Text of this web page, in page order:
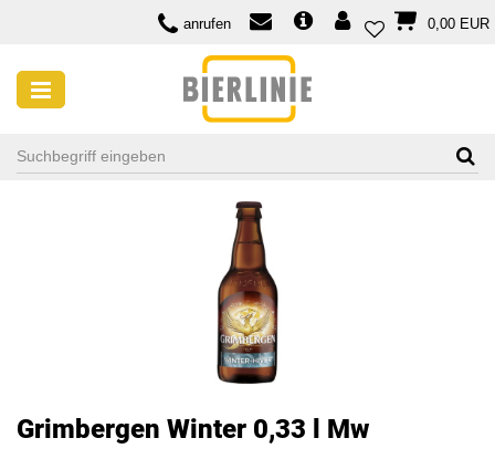
anrufen 0,00 EUR
Grimbergen Winter 0,33 l Mw